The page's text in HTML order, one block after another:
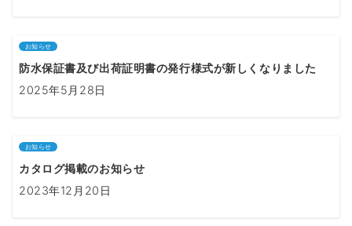
お知らせ
防水保証書及び出荷証明書の発行様式が新しくなりました
2025年5月28日
お知らせ
カタログ掲載のお知らせ
2023年12月20日